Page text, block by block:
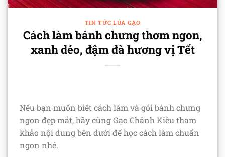
TIN TỨC LÚA GẠO
Cách làm bánh chưng thơm ngon,
xanh dẻo, đậm đà hương vị Tết
Nếu bạn muốn biết cách làm và gói bánh chưng
ngon đẹp mắt, hãy cùng Gạo Chánh Kiều tham
khảo nội dung bên dưới để học cách làm chuẩn
ngon nhé.